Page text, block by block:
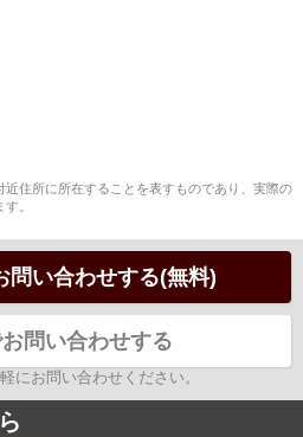
住所に所在することを表すものであり、実際の
。
問い合わせする(無料)
問い合わせする
にお問い合わせください。